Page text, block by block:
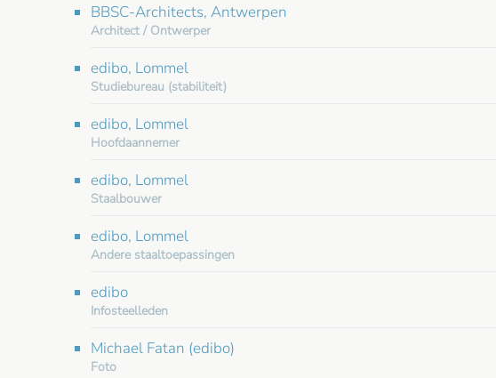
BBSC-Architects, Antwerpen
Architect / Ontwerper
edibo, Lommel
Studiebureau (stabiliteit)
edibo, Lommel
Hoofdaannemer
edibo, Lommel
Staalbouwer
edibo, Lommel
Andere staaltoepassingen
edibo
Infosteelleden
Michael Fatan (edibo)
Foto